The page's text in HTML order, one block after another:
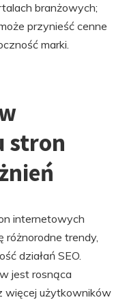
branżowych;
przynieść cenne
marki.
stron
internetowych
różnorodne trendy,
działań SEO.
jest rosnąca
więcej użytkowników